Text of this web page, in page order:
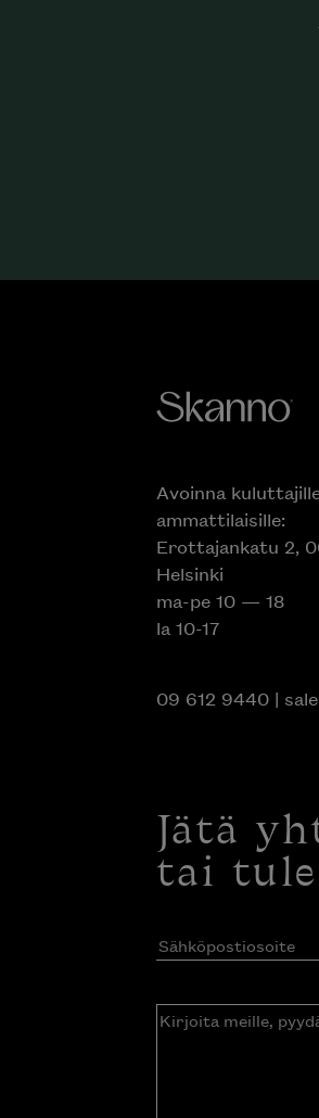
Avoinna
ammattilaisille:
Erottajankatu 2,
Helsinki
ma-pe 10 — 18
la 10-17
09 612 9440|
Jätä
tai tule
Sähköpostiosoite
Kirjoita